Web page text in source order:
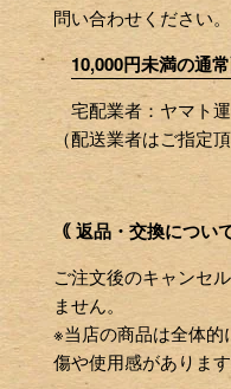
問い合わせください。
10,000円未満の通
宅配業者：ヤマト
（配送業者はご指定
｟ 返品・交換につい
ご注文後のキャンセ
ません。
※当店の商品は全体
傷や使用感がありま